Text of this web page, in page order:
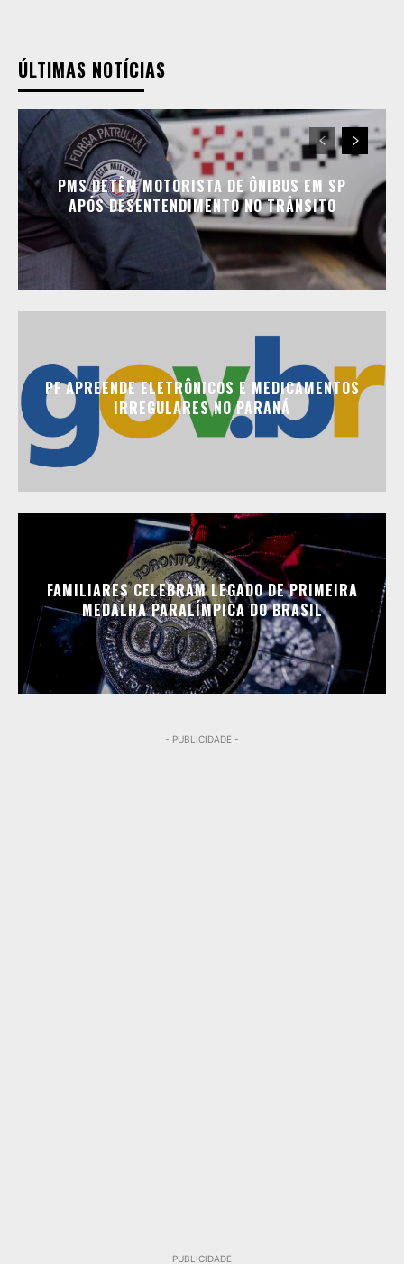
ÚLTIMAS NOTÍCIAS
PMS DETÊM MOTORISTA DE ÔNIBUS EM SP
APÓS DESENTENDIMENTO NO TRÂNSITO
PF APREENDE ELETRÔNICOS E MEDICAMENTOS
IRREGULARES NO PARANÁ
FAMILIARES CELEBRAM LEGADO DE PRIMEIRA
MEDALHA PARALÍMPICA DO BRASIL
- PUBLICIDADE -
- PUBLICIDADE -